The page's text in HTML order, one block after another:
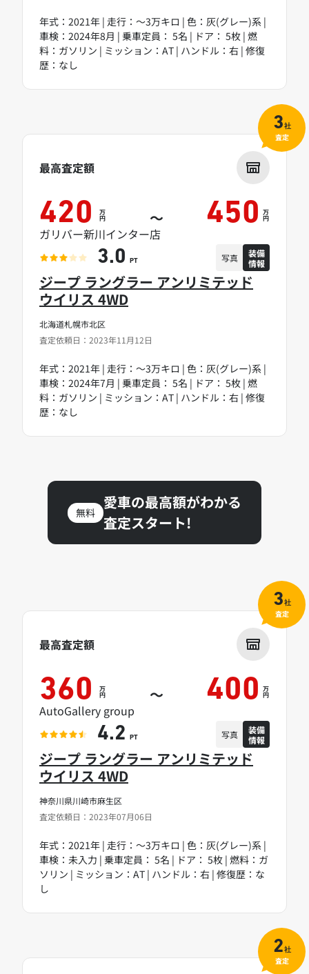
年式：2021年 | 走行：～3万キロ | 色：灰(グレー)系 |
車検：2024年8月 | 乗車定員： 5名 | ドア： 5枚 | 燃
料：ガソリン | ミッション：AT | ハンドル：右 | 修復
歴：なし
北海道札幌市北区
査定依頼日：2023年11月12日
ジープ ラングラー アンリミテッド
ウイリス 4WD
年式：2021年 | 走行：～3万キロ | 色：灰(グレー)系 |
車検：2024年7月 | 乗車定員： 5名 | ドア： 5枚 | 燃
料：ガソリン | ミッション：AT | ハンドル：右 | 修復
歴：なし
最高査定額
420 万
円 ～ 450 万
円
ガリバー新川インター店
3.0 PT 写真
装備
情報
3社
査定
無料
愛車の最高額がわかる
査定スタート!
神奈川県川崎市麻生区
査定依頼日：2023年07月06日
ジープ ラングラー アンリミテッド
ウイリス 4WD
年式：2021年 | 走行：～3万キロ | 色：灰(グレー)系 |
車検：未入力 | 乗車定員： 5名 | ドア： 5枚 | 燃料：ガ
ソリン | ミッション：AT | ハンドル：右 | 修復歴：な
し
最高査定額
360 万
円 ～ 400 万
円
AutoGallery group
4.2 PT 写真
装備
情報
3社
査定
2社
査定